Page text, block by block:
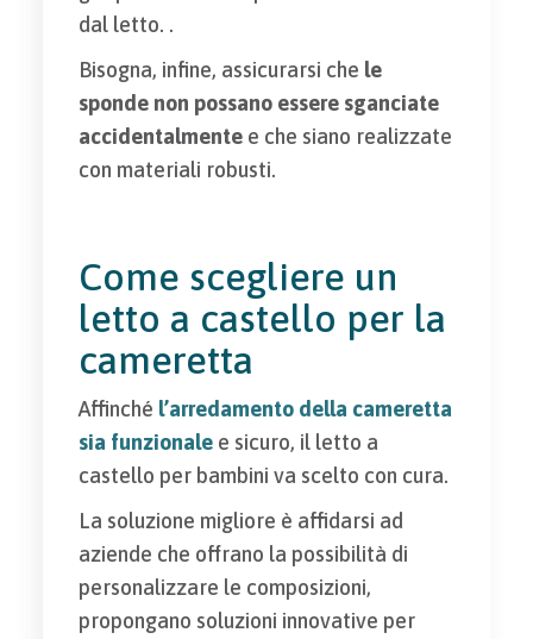
dal letto. .
Bisogna, infine, assicurarsi che le
sponde non possano essere sganciate
accidentalmentee che siano realizzate
con materiali robusti.
Come scegliere un
letto a castello per la
cameretta
Affinché l’arredamento della cameretta
sia funzionalee sicuro, il letto a
castello per bambini va scelto con cura.
La soluzione migliore è affidarsi ad
aziende che offrano la possibilità di
personalizzare le composizioni,
propongano soluzioni innovative per